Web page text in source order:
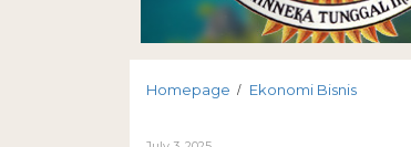
Homepage / Ekonomi Bisnis